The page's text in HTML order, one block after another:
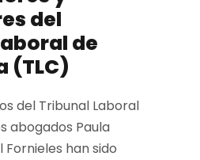
del
de
(TLC)
del Tribunal Laboral
abogados Paula
Fornieles han sido